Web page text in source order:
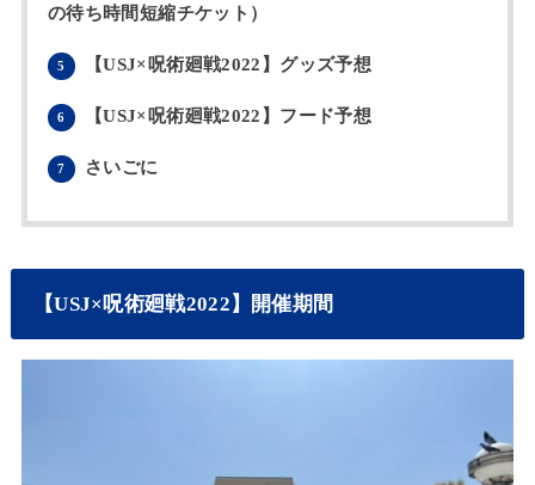
の待ち時間短縮チケット）
5 【USJ×呪術廻戦2022】グッズ予想
6 【USJ×呪術廻戦2022】フード予想
7 さいごに
【USJ×呪術廻戦2022】開催期間